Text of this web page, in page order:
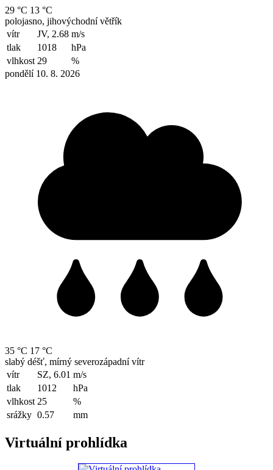
29 °C 13 °C
polojasno, jihovýchodní větřík
vítr
JV, 2.68 m/s
tlak
1018
hPa
vlhkost 29
%
pondělí 10. 8. 2026
35 °C 17 °C
slabý déšť, mírný severozápadní vítr
vítr
SZ, 6.01 m/s
tlak
1012
hPa
vlhkost 25
%
srážky 0.57 mm
Virtuální prohlídka